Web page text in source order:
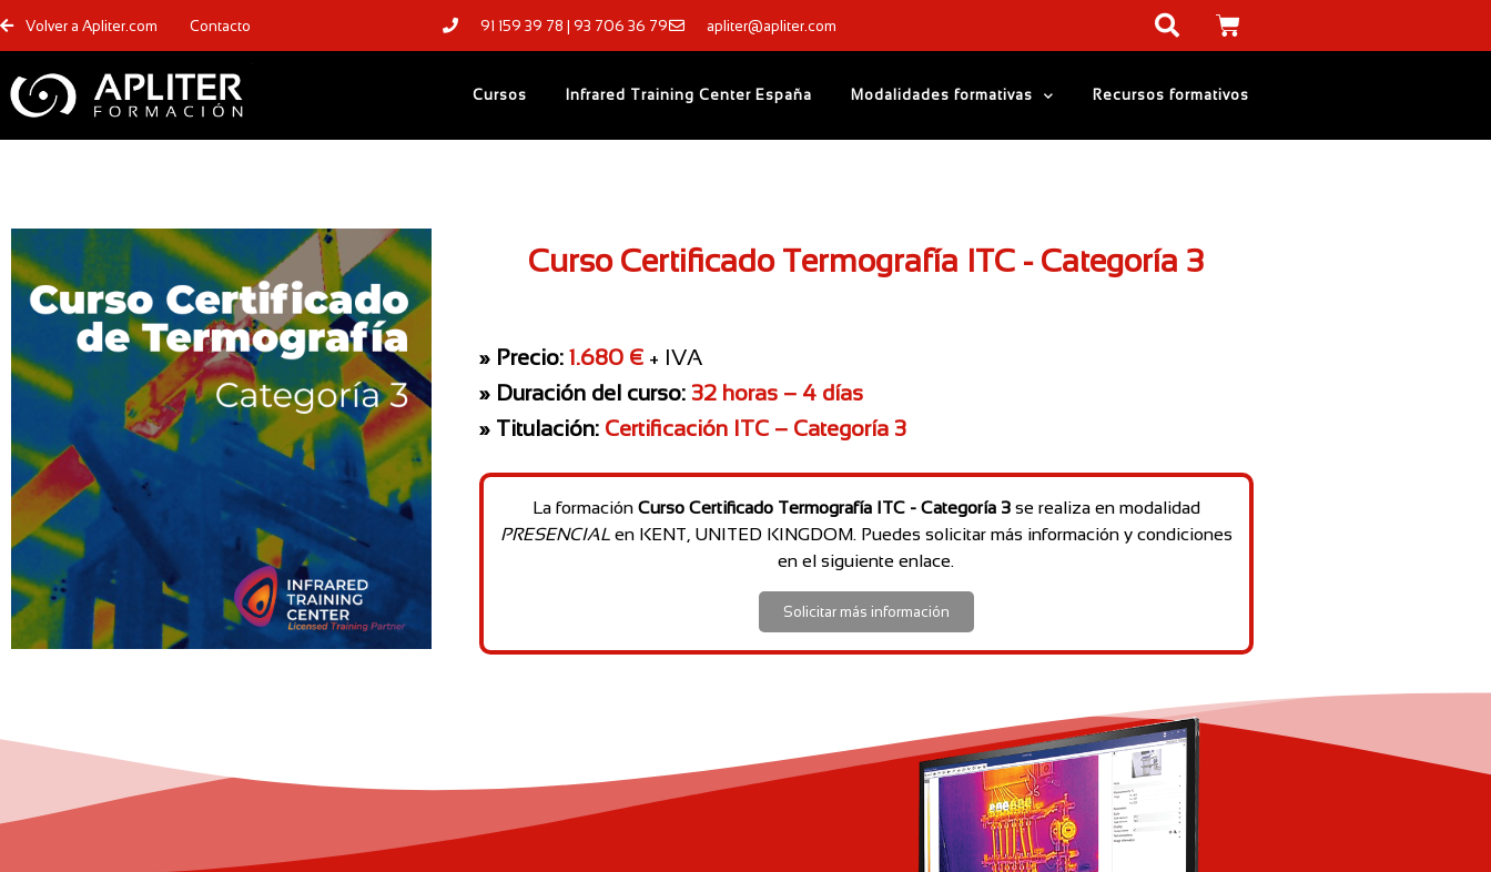
Volver a Apliter.com Contacto 91 159 39 78 | 93 706 36 79 apliter@apliter.com
Cursos Infrared Training Center España Modalidades formativas Recursos formativos
Curso Certificado Termografía ITC - Categoría 3
» Precio: 1.680 €+ IVA
» Duración del curso: 32 horas – 4 días
» Titulación: Certificación ITC – Categoría 3
La formación Curso Certificado Termografía ITC - Categoría 3se realiza en modalidad
PRESENCIALen KENT, UNITED KINGDOM. Puedes solicitar más información y condiciones
en el siguiente enlace.
Solicitar más información